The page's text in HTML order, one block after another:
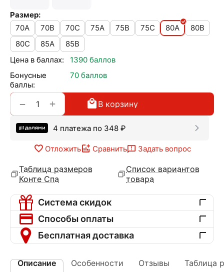
Размер:
70A
70B 70C 75A 75B 75C 80A
80B
80C
85A
85B
Цена в баллах:
1390 баллов
Бонусные
баллы:
70 баллов
+
− В корзину
4 платежа по 348 ₽
Отложить Сравнить Задать вопрос
Таблица размеров
Конте Спа
Список вариантов
товара
Система скидок
Способы оплаты
Бесплатная доставка
Описание Особенности Отзывы Таблица